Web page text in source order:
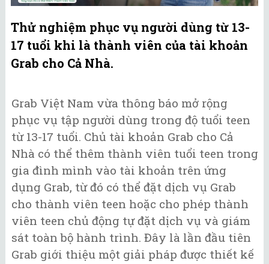
Thử nghiệm phục vụ người dùng từ 13-
17 tuổi khi là thành viên của tài khoản
Grab cho Cả Nhà.
Grab Việt Nam vừa thông báo mở rộng
phục vụ tập người dùng trong độ tuổi teen
từ 13-17 tuổi. Chủ tài khoản Grab cho Cả
Nhà có thể thêm thành viên tuổi teen trong
gia đình mình vào tài khoản trên ứng
dụng Grab, từ đó có thể đặt dịch vụ Grab
cho thành viên teen hoặc cho phép thành
viên teen chủ động tự đặt dịch vụ và giám
sát toàn bộ hành trình. Đây là lần đầu tiên
Grab giới thiệu một giải pháp được thiết kế